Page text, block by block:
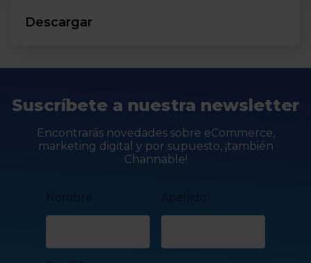
Descargar
Suscríbete a nuestra newsletter
Encontrarás novedades sobre eCommerce,
marketing digital y por supuesto, ¡también
Channable!
Nombre Apellido